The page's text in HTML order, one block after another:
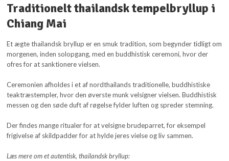
Traditionelt thailandsk tempelbryllup i
Chiang Mai
Et ægte thailandsk bryllup er en smuk tradition, som begynder tidligt om
morgenen, inden solopgang, med en buddhistisk ceremoni, hvor der
ofres for at sanktionere vielsen.
Ceremonien afholdes i et af nordthailands traditionelle, buddhistiske
teaktræstempler, hvor den øverste munk velsigner vielsen. Buddhistisk
messen og den søde duft af røgelse fylder luften og spreder stemning.
Der findes mange ritualer for at velsigne brudeparret, for eksempel
frigivelse af skildpadder for at hylde jeres vielse og liv sammen.
Læs mere om et autentisk, thailandsk bryllup: